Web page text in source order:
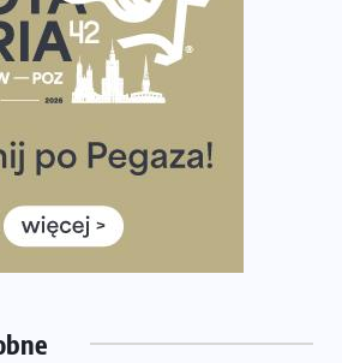
Powstania Warszawskiego.
liczba uczestników
3 treningi wystarczą? Jak
robić postępy
Przed nami Nocny Portowy